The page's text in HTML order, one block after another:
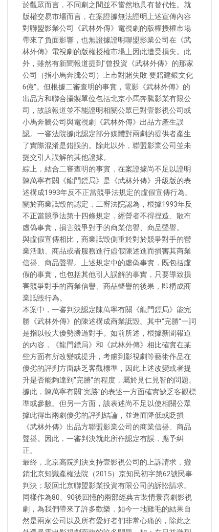
於觀眾而言，不同劇之間並不當然地具有替代性。就
版權交易市場而言，在案證據無法證明上述宣傳內容
對聯盟影業公司《武林外傳》電視劇的版權授權市場
帶來了負面影響，也無證據證明聯盟影業公司在《武
林外傳》電視劇的版權授權市場上因此遭受損失。此
外，雖然有新聞報道提到"曾投資《武林外傳》的那家
公司（指小馬奔騰公司）上市對賭失敗 要賠建銀文化
6億"。但根據二審查明的事實，電影《武林外傳》的
出品方和聯合攝製單位包括北京小馬奔騰影業有限公
司，故該報道並不能證明相關公眾已對壹影視公司或
小馬奔騰公司與電視劇《武林外傳》出品方產生誤
認。一審法院據此認定部分媒體對兩劇的提供者產生
了實際混淆是錯誤的。除此以外，聯盟影業公司並未
提交引人誤解的其他證據。
綜上，結合二審查明的事實，在案證據尚不足以證明
陳萬寧有關《龍門鏢局》是《武林外傳》升級版的表
述構成1993年反不正當競爭法規定的虛假宣傳行為。
關於商業詆毀的認定，二審法院認為，根據1993年反
不正當競爭法第十四條規定，經營者不得捏造、散布
虛偽事實，損害競爭對手的商業信譽、商品聲譽。
與虛假宣傳相比，商業詆毀側重於對於競爭對手的營
業活動、商品或者服務進行虛假陳述進而損害其商業
信譽、商品聲譽。上述規定中的虛偽事實，既包括虛
假的事實，也包括其他引人誤解的事實，只要導致損
害競爭對手的商業信譽、商品聲譽的後果，即構成商
業詆毀行為。
本案中，一審判決認定陳萬寧有關《龍門鏢局》能完
勝《武林外傳》的陳述構成商業詆毀。其中"完勝"一詞
是指以較大優勢勝過對手。如前所述，根據新聞報道
的內容，《龍門鏢局》和《武林外傳》相比確實在某
些方面有所改變或提升，考慮到影視劇等藝術作品在
優劣的評判方面缺乏客觀標準，因此上述改變或者提
升是否能夠達到"完勝"的程度，屬於見仁見智的問題。
據此，陳萬寧有關"完勝"的表述一方面確實缺乏客觀標
準或參數。但另一方面，該表述尚不足以使相關公眾
據此得出兩劇優劣的評判結論，並進而降低或貶損
《武林外傳》出品方聯盟影業公司的商業信譽、商品
聲譽。因此，一審判決就此所作認定有誤，應予糾
正。
最終，北京高院判決支持壹影視公司的上訴請求，撤
銷北京知識產權法院（2015）京知民初字第62號民事
判決；駁回北京聯盟影業投資有限公司的訴訟請求。
同樣作為80、90後回憶的兩部經典古裝情景喜劇影視
劇，為我們帶來了許多歡樂，如今一地雞毛的結果自
然是兩家公司以及所有愛好者們非常心痛的，除此之